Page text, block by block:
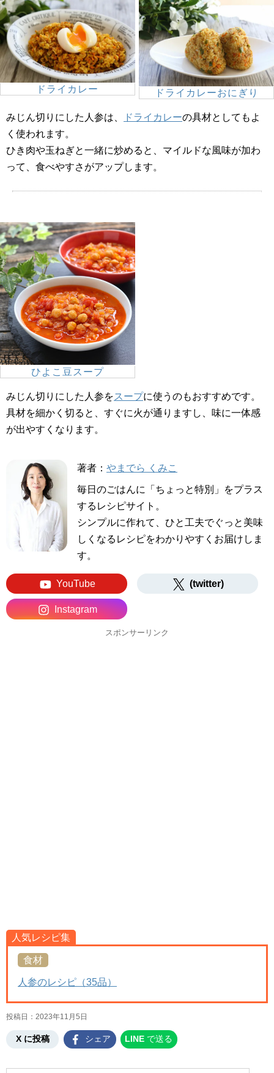
ドライカレー ドライカレーおにぎり
みじん切りにした人参は、 ドライカレーの具材としてもよ
く使われます。
ひき肉や玉ねぎと一緒に炒めると、マイルドな風味が加わ
って、食べやすさがアップします。
ひよこ豆スープ
みじん切りにした人参をスープに使うのもおすすめです。
具材を細かく切ると、すぐに火が通りますし、味に一体感
が出やすくなります。
著者： やまでら くみこ
毎日のごはんに「ちょっと特別」をプラス
するレシピサイト。
シンプルに作れて、ひと工夫でぐっと美味
しくなるレシピをわかりやすくお届けしま
す。
YouTube (twitter)
Instagram
スポンサーリンク
人気レシピ集
食材
人参のレシピ（35品）
投稿日： 2023年11月5日
X に投稿 シェア LINE で送る